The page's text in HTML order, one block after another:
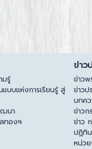
มรู้
บแห่งการเรียนรู้ สู่
นา
ทองฯ
ข่าว
ข่าว
ข่าวป
บทค
ข่าว
ข่าว
ปฏิทิ
หน่ว